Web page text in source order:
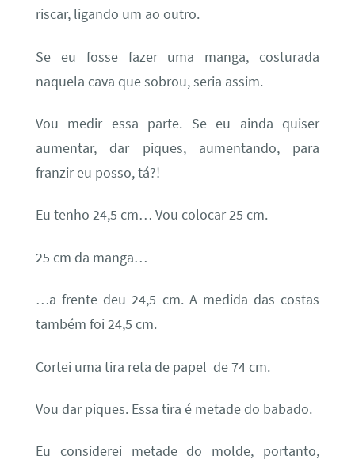
riscar, ligando um ao outro.
Se eu fosse fazer uma manga, costurada
naquela cava que sobrou, seria assim.
Vou medir essa parte. Se eu ainda quiser
aumentar, dar piques, aumentando, para
franzir eu posso, tá?!
Eu tenho 24,5 cm… Vou colocar 25 cm.
25 cm da manga…
…a frente deu 24,5 cm. A medida das costas
também foi 24,5 cm.
Cortei uma tira reta de papel de 74 cm.
Vou dar piques. Essa tira é metade do babado.
Eu considerei metade do molde, portanto,